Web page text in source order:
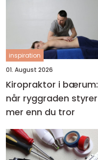
inspiration
01. August 2026
Kiropraktor i bærum:
når ryggraden styrer
mer enn du tror